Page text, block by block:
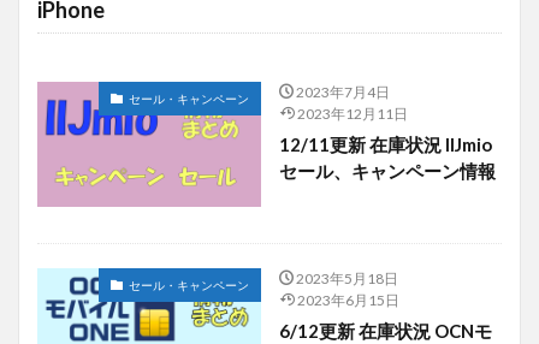
iPhone
セール・キャンペーン
2023年7月4日
2023年12月11日
12/11更新 在庫状況 IIJmio
セール、キャンペーン情報
セール・キャンペーン
2023年5月18日
2023年6月15日
6/12更新 在庫状況 OCNモ